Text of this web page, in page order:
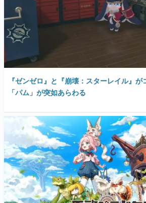
『ゼンゼロ』と『崩壊：スターレイル』
「パム」が突如あらわる